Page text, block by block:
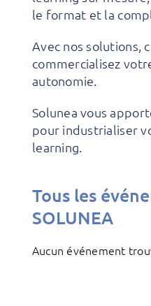
le format et la
Avec nos solutions,
commercialisez
autonomie.
Solunea vous
pour industrialiser
learning.
Tous les
SOLUNEA
Aucun événement